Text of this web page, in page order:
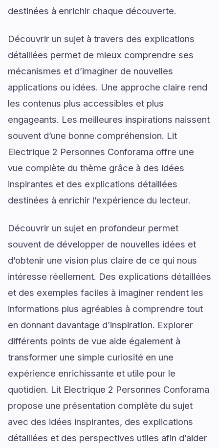
destinées à enrichir chaque découverte.
Découvrir un sujet à travers des explications
détaillées permet de mieux comprendre ses
mécanismes et d’imaginer de nouvelles
applications ou idées. Une approche claire rend
les contenus plus accessibles et plus
engageants. Les meilleures inspirations naissent
souvent d’une bonne compréhension. Lit
Electrique 2 Personnes Conforama offre une
vue complète du thème grâce à des idées
inspirantes et des explications détaillées
destinées à enrichir l’expérience du lecteur.
Découvrir un sujet en profondeur permet
souvent de développer de nouvelles idées et
d’obtenir une vision plus claire de ce qui nous
intéresse réellement. Des explications détaillées
et des exemples faciles à imaginer rendent les
informations plus agréables à comprendre tout
en donnant davantage d’inspiration. Explorer
différents points de vue aide également à
transformer une simple curiosité en une
expérience enrichissante et utile pour le
quotidien. Lit Electrique 2 Personnes Conforama
propose une présentation complète du sujet
avec des idées inspirantes, des explications
détaillées et des perspectives utiles afin d’aider